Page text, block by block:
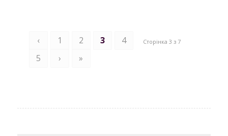
Сторінка 3 з 7
‹ 1 2 3
4
5
› »